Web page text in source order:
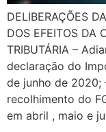
DELIBERAÇÕES
DOS EFEITOS DA
TRIBUTÁRIA –
declaração do
de junho de 2020;
recolhimento do
em abril , maio e